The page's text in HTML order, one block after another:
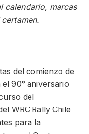
calendario, marcas
del comienzo de
90° aniversario
del
WRC Rally Chile
para la